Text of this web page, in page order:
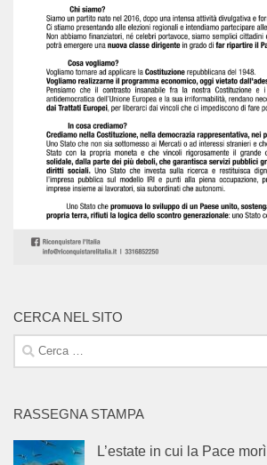
CERCA NEL SITO
Ricerca
per:
RASSEGNA STAMPA
L’estate in cui la Pace morì